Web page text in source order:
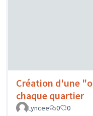
Création d'une
chaque quartier
Lyncee
0 0